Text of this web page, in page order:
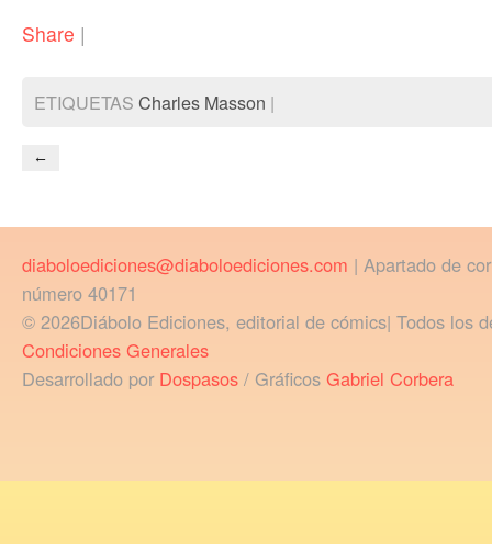
Share |
ETIQUETAS Charles Masson |
←
diaboloediciones@diaboloediciones.com | Apartado de
número 40171
© 2026Diábolo Ediciones, editorial de cómics| Todos los
Condiciones Generales
Desarrollado por Dospasos / Gráficos Gabriel Corbera